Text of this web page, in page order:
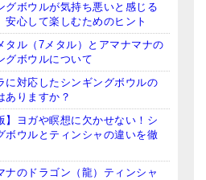
ブスク）
ド
グボウルが気持ち悪いと感じる
安心して楽しむためのヒント
タル（7メタル）とアマナマナの
グボウルについて
に対応したシンギングボウルの
ありますか？
】ヨガや瞑想に欠かせない！シ
ボウルとティンシャの違いを徹
ナのドラゴン（龍）ティンシャ